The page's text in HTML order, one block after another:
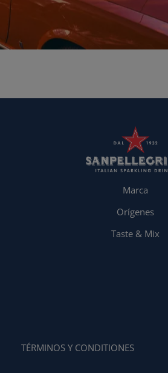
Marca
Orígenes
Taste & Mix
TÉRMINOS Y CONDITIONES